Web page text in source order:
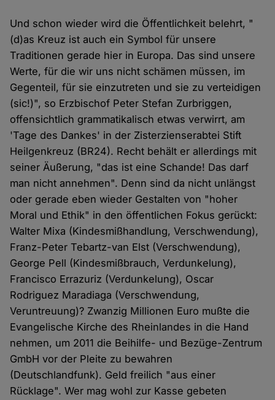
Und schon wieder wird die Öffentlichkeit belehrt, "
(d)as Kreuz ist auch ein Symbol für unsere
Traditionen gerade hier in Europa. Das sind unsere
Werte, für die wir uns nicht schämen müssen, im
Gegenteil, für sie einzutreten und sie zu verteidigen
(sic!)", so Erzbischof Peter Stefan Zurbriggen,
offensichtlich grammatikalisch etwas verwirrt, am
'Tage des Dankes' in der Zisterzienserabtei Stift
Heilgenkreuz (BR24). Recht behält er allerdings mit
seiner Äußerung, "das ist eine Schande! Das darf
man nicht annehmen". Denn sind da nicht unlängst
oder gerade eben wieder Gestalten von "hoher
Moral und Ethik" in den öffentlichen Fokus gerückt:
Walter Mixa (Kindesmißhandlung, Verschwendung),
Franz-Peter Tebartz-van Elst (Verschwendung),
George Pell (Kindesmißbrauch, Verdunkelung),
Francisco Errazuriz (Verdunkelung), Oscar
Rodriguez Maradiaga (Verschwendung,
Veruntreuung)? Zwanzig Millionen Euro mußte die
Evangelische Kirche des Rheinlandes in die Hand
nehmen, um 2011 die Beihilfe- und Bezüge-Zentrum
GmbH vor der Pleite zu bewahren
(Deutschlandfunk). Geld freilich "aus einer
Rücklage". Wer mag wohl zur Kasse gebeten